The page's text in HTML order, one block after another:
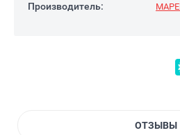
Производитель:
ОТЗЫВЫ